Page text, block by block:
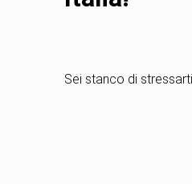
Sei stanco di